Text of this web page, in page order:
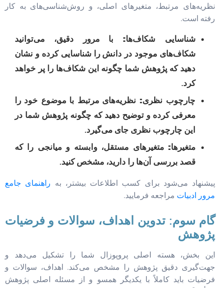
نظریه‌های مرتبط، متغیرهای اصلی، و روش‌شناسی‌های به کار
رفته است.
شناسایی شکاف‌ها: با مرور دقیق، می‌توانید
شکاف‌های موجود در دانش را شناسایی کرده و نشان
دهید که پژوهش شما چگونه این شکاف‌ها را پر خواهد
کرد.
چارچوب نظری: نظریه‌های مرتبط با موضوع خود را
معرفی کرده و توضیح دهید که چگونه پژوهش شما در
این چارچوب نظری جای می‌گیرد.
متغیرها: متغیرهای مستقل، وابسته و میانجی را که
قصد بررسی آن‌ها را دارید، مشخص کنید.
پیشنهاد می‌شود برای کسب اطلاعات بیشتر، به راهنمای جامع
مرور ادبیات مراجعه فرمایید.
گام سوم: تدوین اهداف، سوالات و فرضیات
پژوهش
این بخش، هسته اصلی پروپوزال شما را تشکیل می‌دهد و
جهت‌گیری دقیق پژوهش را مشخص می‌کند. اهداف، سوالات و
فرضیات باید کاملاً با یکدیگر همسو و از مسئله اصلی پژوهش